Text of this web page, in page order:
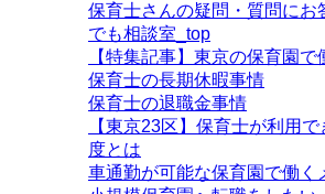
保育士さんの疑問・質問にお
でも相談室_top
【特集記事】東京の保育園で
保育士の長期休暇事情
保育士の退職金事情
【東京23区】保育士が利用
度とは
車通勤が可能な保育園で働く